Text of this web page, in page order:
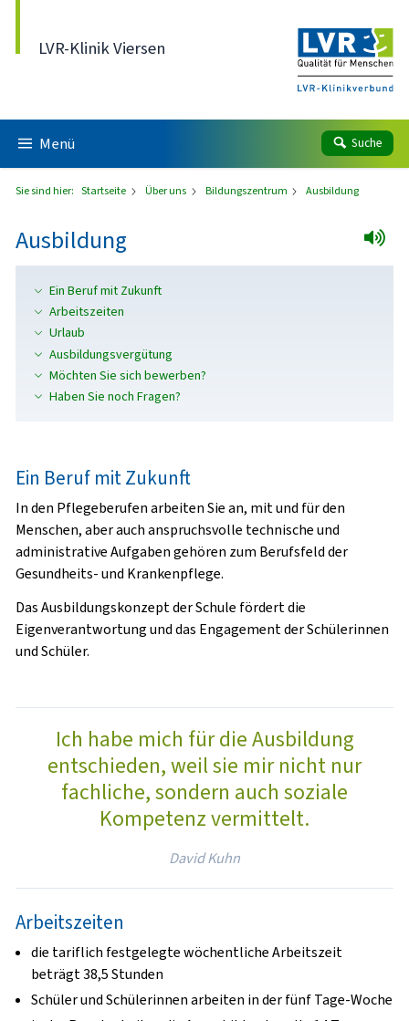
LVR-Klinik Viersen
Menü Suche
Sie sind hier: Startseite Über uns Bildungszentrum Ausbildung
Ausbildung
Ein Beruf mit Zukunft
Arbeitszeiten
Urlaub
Ausbildungsvergütung
Möchten Sie sich bewerben?
Haben Sie noch Fragen?
Ein Beruf mit Zukunft
In den Pflegeberufen arbeiten Sie an, mit und für den
Menschen, aber auch anspruchsvolle technische und
administrative Aufgaben gehören zum Berufsfeld der
Gesundheits- und Krankenpflege.
Das Ausbildungskonzept der Schule fördert die
Eigenverantwortung und das Engagement der Schülerinnen
und Schüler.
Ich habe mich für die Ausbildung
entschieden, weil sie mir nicht nur
fachliche, sondern auch soziale
Kompetenz vermittelt.
David Kuhn
Arbeitszeiten
die tariflich festgelegte wöchentliche Arbeitszeit
beträgt 38,5 Stunden
Schüler und Schülerinnen arbeiten in der fünf Tage-Woche